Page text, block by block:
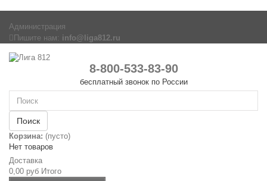
Администрация
Пишите нам: info@liga812.ru
8-800-533-83-90
бесплатный звонок по России
Поиск
Корзина: (пусто)
Нет товаров
Доставка
0,00 руб Итого